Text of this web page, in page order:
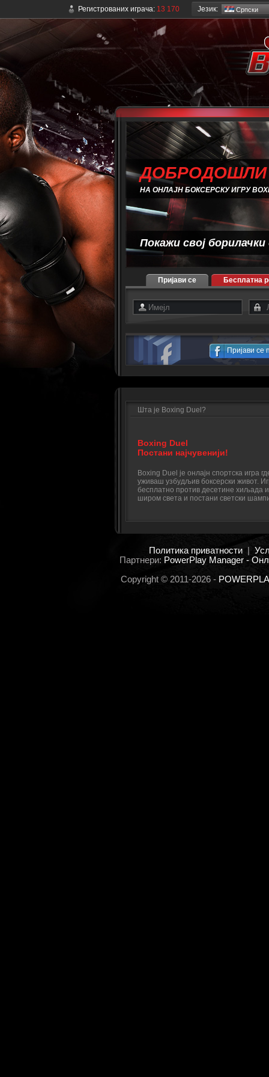
Регистрованих играча: 13 170 Језик: Српски
ДОБРОДОШЛИ
НА ОНЛАЈН БОКСЕРСКУ ИГРУ
Покажи свој борилачки
Пријави се Бесплатна
Пријави се
Шта је Boxing Duel?
Boxing Duel
Постани најчувенији!
Boxing Duel је онлајн спортска игра
уживаш узбудљив боксерски живот.
бесплатно против десетине хиљада
широм света и постани светски
Политика приватности
Партнери: PowerPlay Manager -
Copyright © 2011-2026 -